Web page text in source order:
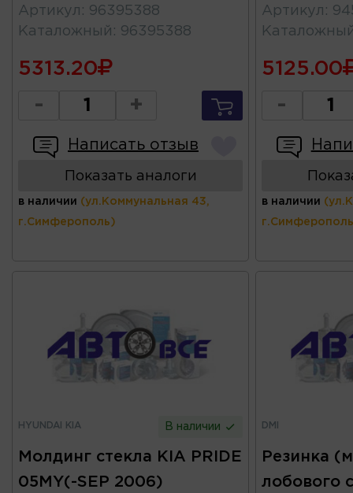
Артикул : 96395388
Каталожный : 96395388
5313.20
- +
Написать отзыв
Показать аналоги
в наличии (ул.Коммунальная 43,
г.Симферополь)
Артикул :
5125.00
-
в наличии
HYUNDAI KIA В наличии
Молдинг стекла KIA PRIDE
05MY(-SEP 2006)
DMI
Резинка
лобового